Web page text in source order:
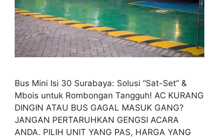
Bus Mini Isi 30 Surabaya: Solusi “Sat-Set” &
Mbois untuk Rombongan Tangguh! AC KURANG
DINGIN ATAU BUS GAGAL MASUK GANG?
JANGAN PERTARUHKAN GENGSI ACARA
ANDA. PILIH UNIT YANG PAS, HARGA YANG